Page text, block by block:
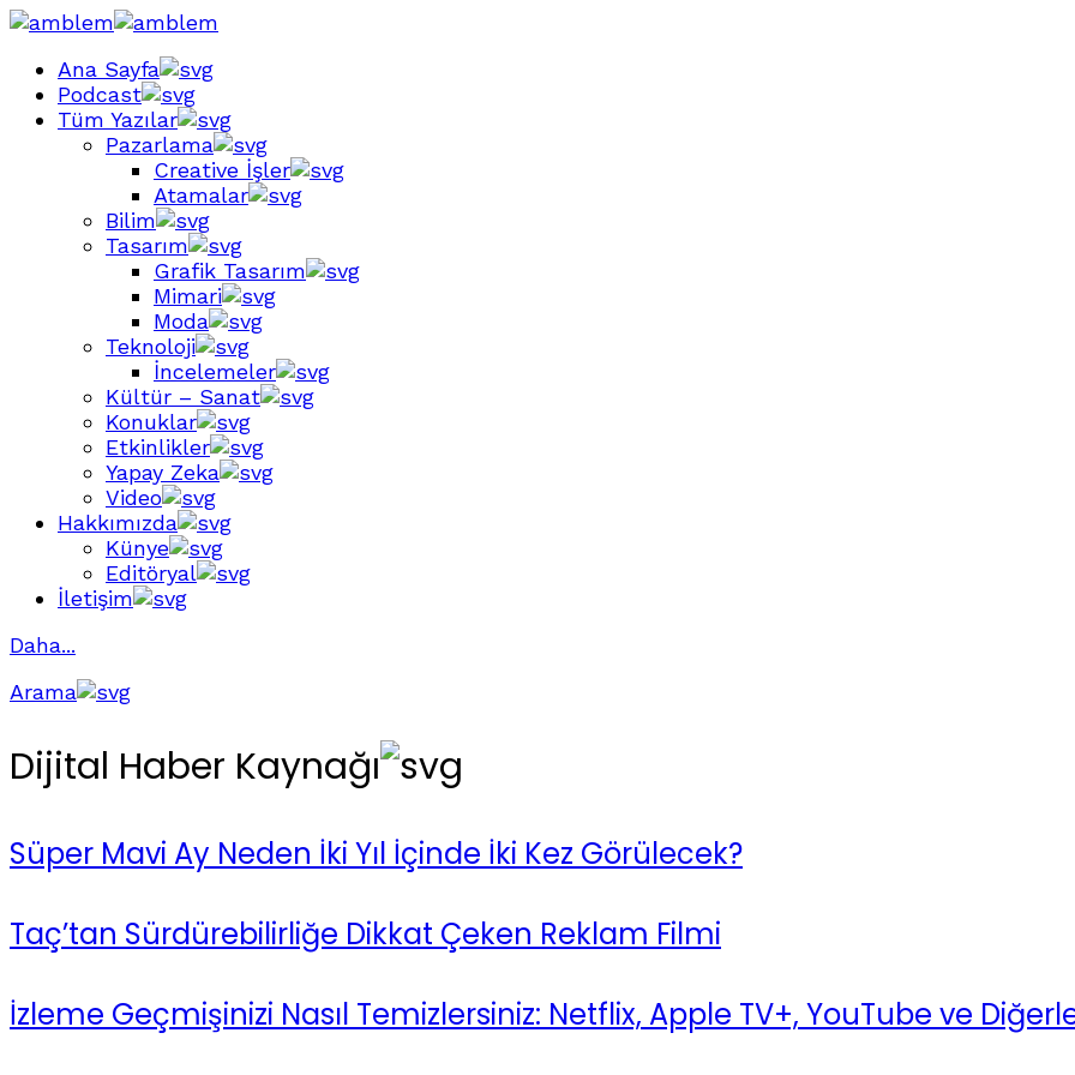
Ana Sayfa
Podcast
Tüm Yazılar
Pazarlama
Creative İşler
Atamalar
Bilim
Tasarım
Grafik Tasarım
Mimari
Moda
Teknoloji
İncelemeler
Kültür – Sanat
Konuklar
Etkinlikler
Yapay Zeka
Video
Hakkımızda
Künye
Editöryal
İletişim
Daha...
Arama
Dijital Haber Kaynağı
Süper Mavi Ay Neden İki Yıl İçinde İki Kez Görülecek?
Taç’tan Sürdürebilirliğe Dikkat Çeken Reklam Filmi
İzleme Geçmişinizi Nasıl Temizlersiniz: Netflix, Apple TV+, YouTube ve